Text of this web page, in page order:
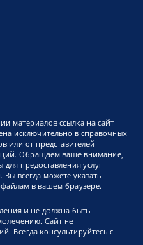
материалов ссылка на сайт
исключительно в справочных
или от представителей
Обращаем ваше внимание,
предоставления услуг
всегда можете указать
в вашем браузере.
и не должна быть
Сайт не
Всегда консультируйтесь с